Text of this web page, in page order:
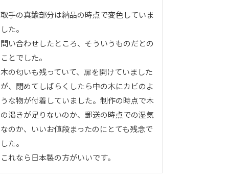
取手の真鍮部分は納品の時点で変色していま
した。
問い合わせしたところ、そういうものだとの
ことでした。
木の匂いも残っていて、扉を開けていました
が、閉めてしばらくしたら中の木にカビのよ
うな物が付着していました。制作の時点で木
の渇きが足りないのか、郵送の時点での湿気
なのか、いいお値段まったのにとても残念で
した。
これなら日本製の方がいいです。